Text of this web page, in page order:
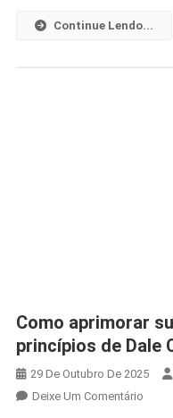
Continue Lendo...
Como aprimorar
princípios de Dale
29 De Outubro De 2025
Deixe Um ComentárioEm